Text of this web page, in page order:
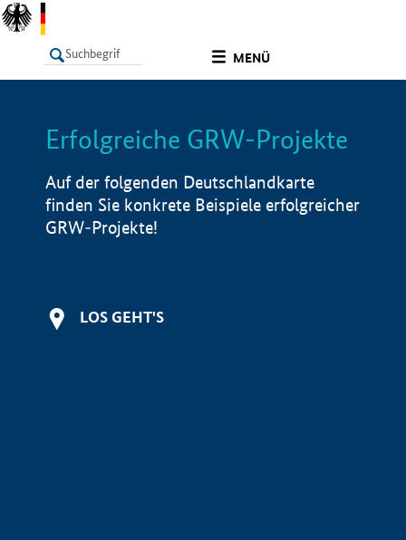
MENÜ
LISTE Info
Erfolgreiche GRW-Projekte
Auf der folgenden Deutschlandkarte
finden Sie konkrete Beispiele erfolgreicher
GRW-Projekte!
LOS GEHT'S